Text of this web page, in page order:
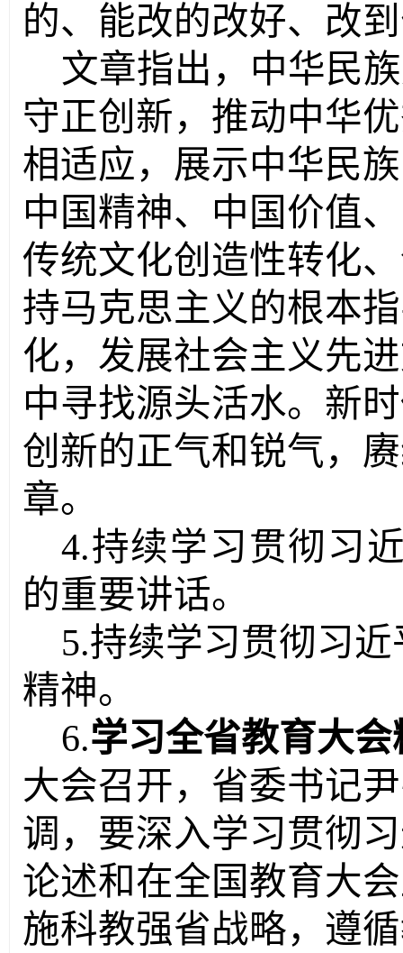
的、能改的改好、改
文章指出，中华民
守正创新，推动中华
相适应，展示中华民
中国精神、中国价值
传统文化创造性转化
持马克思主义的根本
化，发展社会主义先
中寻找源头活水。新
创新的正气和锐气，
章。
4.持续学习贯彻习
的重要讲话。
5.持续学习贯彻习
精神。
6.学习全省教育大会
大会召开，省委书记
调，要深入学习贯彻
论述和在全国教育大
施科教强省战略，遵